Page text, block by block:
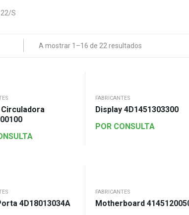
A mostrar 1–16 de 22 resultados
Circuladora
FABRICANTES
Display 4D1451303300
POR CONSULTA
4D18013034A
FABRICANTES
Motherboard